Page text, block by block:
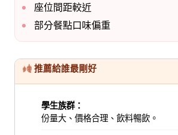
座位間距較近
部分餐點口味偏重
推薦給誰最剛好
學生族群：
份量大、價格合理、飲料暢飲。